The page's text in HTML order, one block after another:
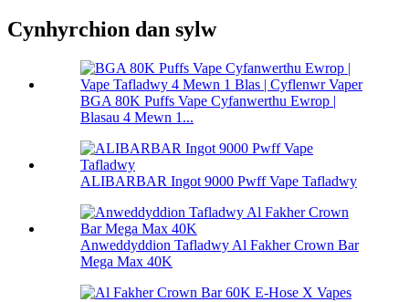
Cynhyrchion dan sylw
BGA 80K Puffs Vape Cyfanwerthu Ewrop |
Blasau 4 Mewn 1...
ALIBARBAR Ingot 9000 Pwff Vape Tafladwy
Anweddyddion Tafladwy Al Fakher Crown Bar
Mega Max 40K